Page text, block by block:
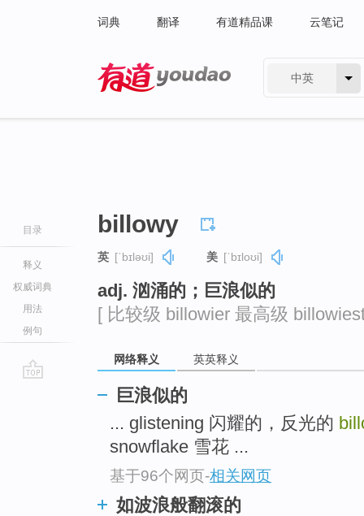
词典 翻译 有道精品课 云笔记
中英
目录
释义
权威词典
用法
例句
billowy
英 [ˈbɪləʊi] 美 [ˈbɪloʊi]
adj. 汹涌的；巨浪似的
[ 比较级 billowier 最高级
网络释义 英英释义
巨浪似的
... glistening 闪耀的，反光的
snowflake 雪花 ...
基于96个网页-相关网页
如波浪般翻滚的